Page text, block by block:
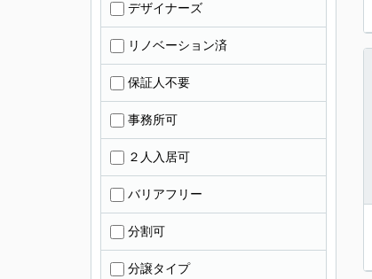
デザイナーズ
リノベーション済
保証人不要
事務所可
２人入居可
バリアフリー
分割可
分譲タイプ